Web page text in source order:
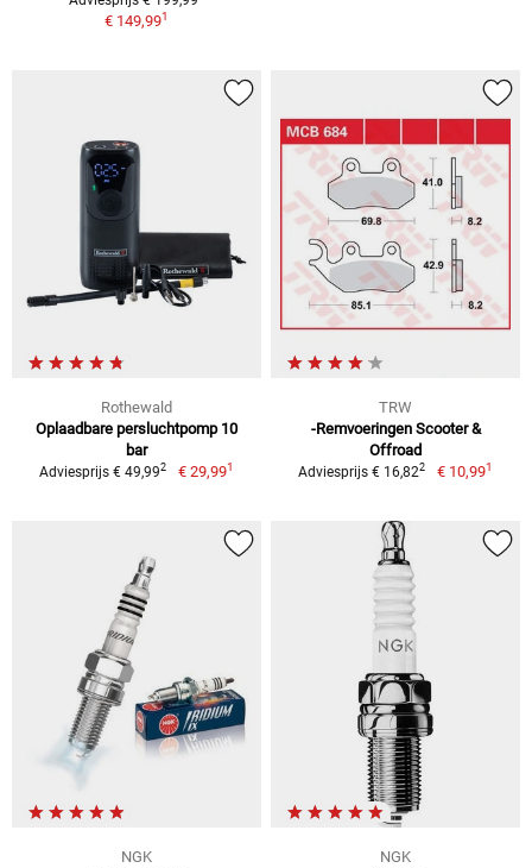
€ 149,991
Rothewald
Oplaadbare persluchtpomp 10
bar
Adviesprijs € 49,992 € 29,991
TRW
-Remvoeringen Scooter &
Offroad
Adviesprijs € 16,822 € 10,991
NGK
NGK